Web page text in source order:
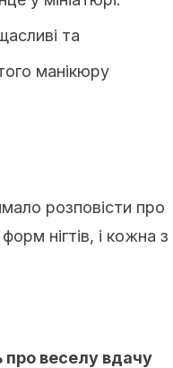
та
манікюру
розповісти про
нігтів, і кожна з
про веселу вдачу